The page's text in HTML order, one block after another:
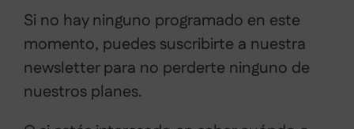
Si no hay ninguno programado en este
momento, puedes suscribirte a nuestra
newsletter para no perderte ninguno de
nuestros planes.